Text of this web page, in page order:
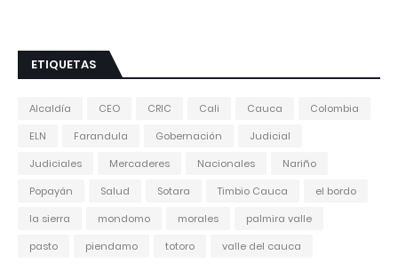
ETIQUETAS
Alcaldía CEO CRIC Cali Cauca
Colombia
ELN
Farandula Gobernación
Judicial
Judiciales
Mercaderes Nacionales
Nariño
Popayán
Salud Sotara Timbio Cauca
el bordo
la sierra
mondomo morales
palmira valle
pasto
piendamo totoro valle del cauca